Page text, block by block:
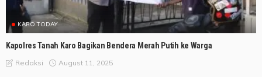
KARO TODAY
Kapolres Tanah Karo Bagikan Bendera Merah Putih ke Warga
Redaksi August 11, 2025